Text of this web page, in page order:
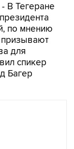
- В Тегеране
по мнению
призывают
для
спикер
Багер